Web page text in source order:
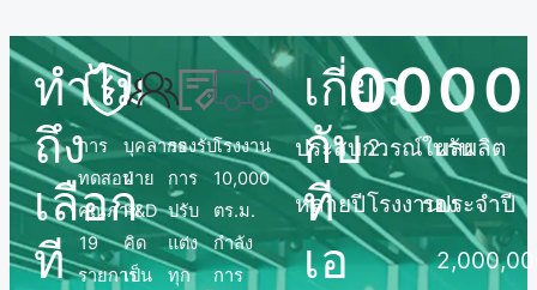
ทำไม
ถึง
เลือก
ที
การ
ทดสอบ
คุณภาพ
19
รายการ
บุคลากร
ฝ่าย
R&D
คิด
เป็น
รองรับ
การ
ปรับ
แต่ง
ทุก
โรงงาน
10,000
ตร.ม.
กำลัง
การ
เกี่ยว
กับ
ที
เอ
ประสบการณ์
หลายปี
0
2.
โรงงาน
0
ใบรับ
รอง
0
ผลผลิต
ประจำปี
0